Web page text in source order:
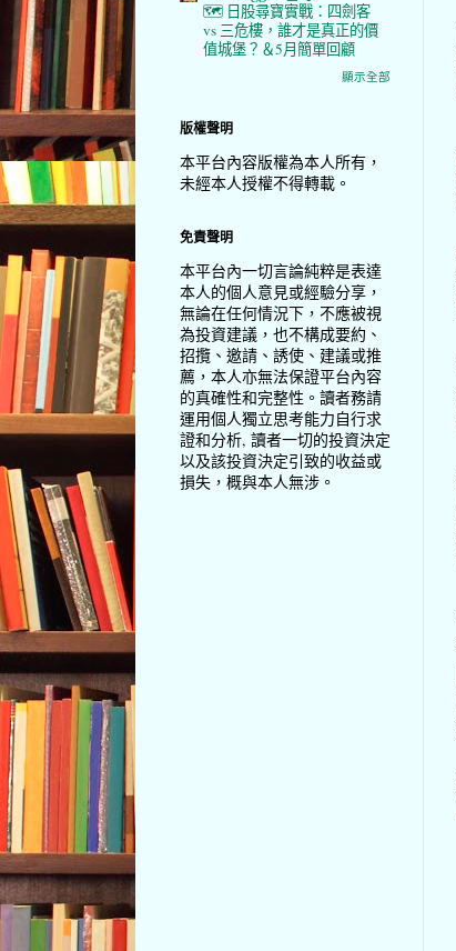
🗺️ 日股尋寶實戰：四劍客
vs 三危樓，誰才是真正的價
值城堡？＆5月簡單回顧
顯示全部
版權聲明
本平台內容版權為本人所有，
未經本人授權不得轉載。
免責聲明
本平台內一切言論純粹是表達
本人的個人意見或經驗分享，
無論在任何情況下，不應被視
為投資建議，也不構成要約、
招攬、邀請、誘使、建議或推
薦，本人亦無法保證平台內容
的真確性和完整性。讀者務請
運用個人獨立思考能力自行求
證和分析, 讀者一切的投資決定
以及該投資決定引致的收益或
損失，概與本人無涉。